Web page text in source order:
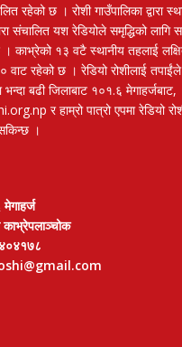
रहेको छ । रोशी गाउँपालिका द्वारा
संचालित यश रेडियोले समृद्धिको लागि
काभ्रेको १३ वटै स्थानीय तहलाई
वाट रहेको छ । रेडियो रोशीलाई
बढी जिलाबाट १०१.६ मेगाहर्जबाट,
र हाम्रो पात्रो एपमा रेडियो
।